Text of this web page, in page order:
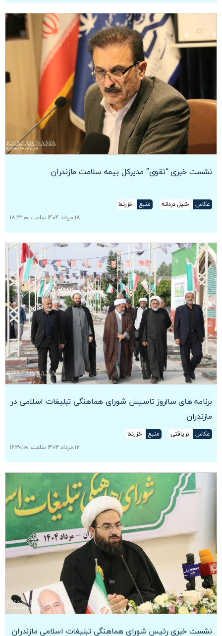
نشست خبری “تقوی” مدیرکل بیمه سلامت مازندران
عکاس خلیل دردانه منبع
خزرنما
۱۸ مرداد ۱۴۰۴ ساعت ۱۸:۲۲:۰۰
برنامه های سالروز تاسیس شورای هماهنگی تبلیغات اسلامی در
مازندران
عکاس دریافتی منبع
خزرنما
۱۲ مرداد ۱۴۰۴ ساعت ۱۶:۳۰:۰۰
نشست خبری رئیس شورای هماهنگی تبلیغات اسلامی مازندران